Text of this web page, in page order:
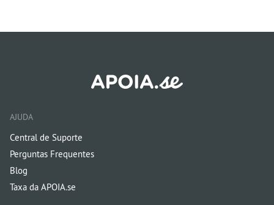
AJUDA
Central de Suporte
Perguntas Frequentes
Blog
Taxa da APOIA.se